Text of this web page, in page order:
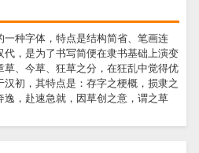
一种字体，特点是结构简省、笔画连
代，是为了书写简便在隶书基础上演变
草、今草、狂草之分，在狂乱中觉得优
汉初，其特点是：存字之梗概，损隶之
逸，赴速急就，因草创之意，谓之草